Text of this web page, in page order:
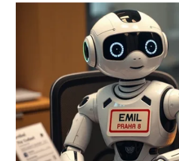
V
parkování
softwarový
robot.
Jmenuje
se
Emil